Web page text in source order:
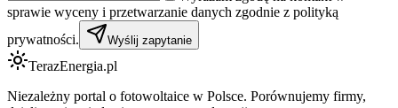
sprawie wyceny i przetwarzanie danych zgodnie z polityką
prywatności.
Wyślij zapytanie
TerazEnergia.pl
Niezależny portal o fotowoltaice w Polsce. Porównujemy firmy,